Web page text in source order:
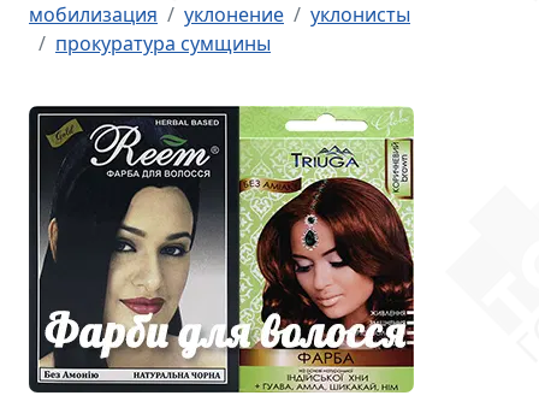
мобилизация уклонение
уклонисты
прокуратура сумщины